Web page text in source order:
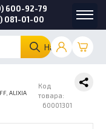
Найти
600-92-79
081-01-00
ALIXIA
Код
товара:
60001301